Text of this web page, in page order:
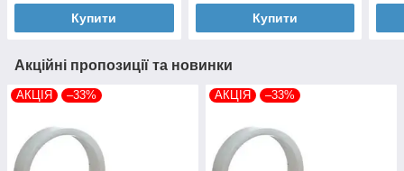
Купити Купити
Акційні пропозиції та новинки
АКЦІЯ –33% АКЦІЯ –33%